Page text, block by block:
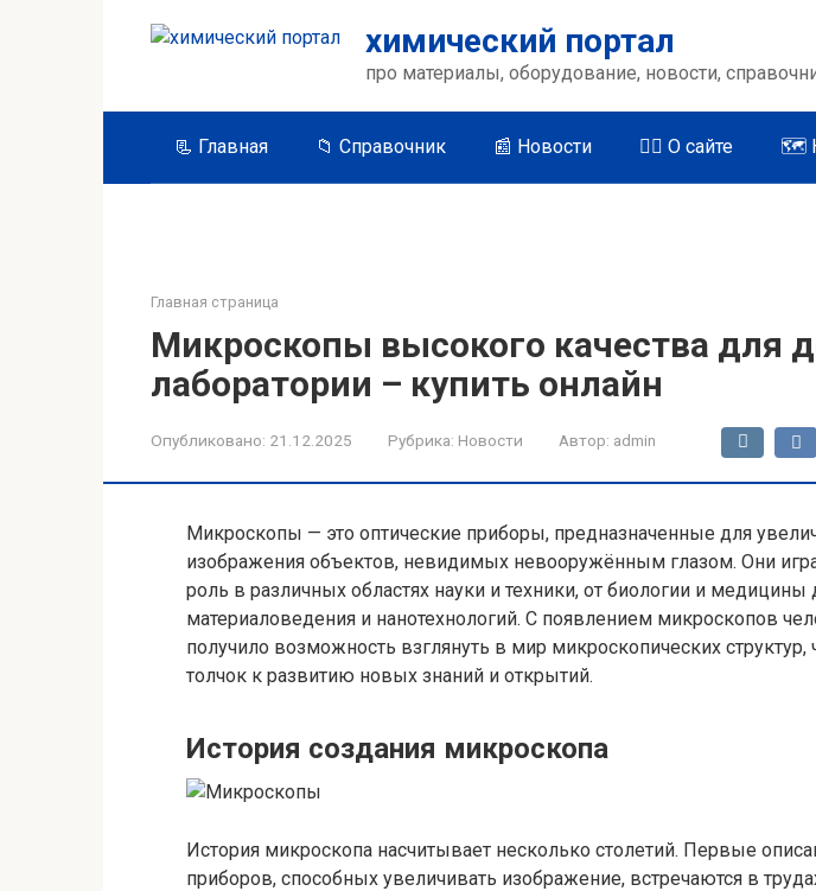
химический портал
про материалы, оборудование, новости,
📃 Главная 📁 Справочник 📰 Новости 🤵‍♂️ О сайте 🗺️
Главная страница
Микроскопы высокого качества для
лаборатории – купить онлайн
Опубликовано: 21.12.2025 Рубрика: Новости Автор: admin
Микроскопы — это оптические приборы, предназначенные для
изображения объектов, невидимых невооружённым глазом. Они
роль в различных областях науки и техники, от биологии и медицины
материаловедения и нанотехнологий. С появлением микроскопов
получило возможность взглянуть в мир микроскопических
толчок к развитию новых знаний и открытий.
История создания микроскопа
История микроскопа насчитывает несколько столетий. Первые
приборов, способных увеличивать изображение, встречаются в